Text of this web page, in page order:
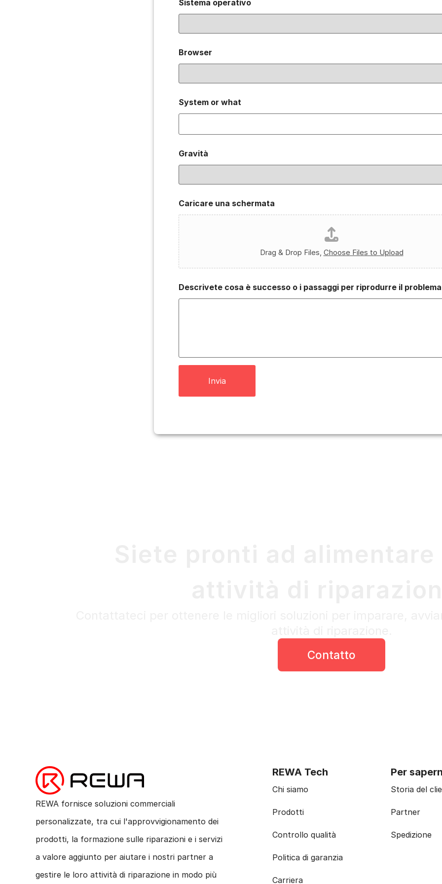
Sistema operativo
Browser
System or what
Gravità
Caricare una schermata
Drag & Drop Files, Choose Files to Upload
Descrivete cosa è successo o i passaggi per riprodurre il
Invia
Contatto
REWA fornisce soluzioni commerciali
personalizzate, tra cui l'approvvigionamento dei
prodotti, la formazione sulle riparazioni e i servizi
a valore aggiunto per aiutare i nostri partner a
gestire le loro attività di riparazione in modo più
REWA Tech
Chi siamo
Prodotti
Controllo qualità
Politica di garanzia
Carriera
Per
Storia del
Partner
Spedizione